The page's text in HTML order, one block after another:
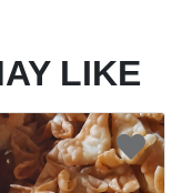
LIKE